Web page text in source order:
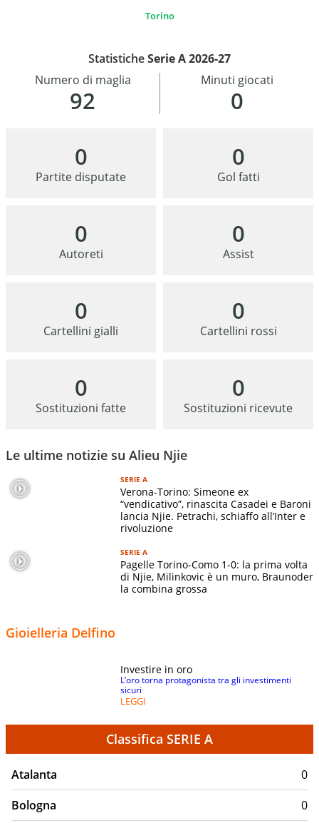
Torino
StatisticheSerie A 2026-27
92
Numero di maglia
0
Minuti giocati
0
Partite disputate
0
Gol fatti
0
Autoreti
0
Assist
0
Cartellini gialli
0
Cartellini rossi
0
Sostituzioni fatte
0
Sostituzioni ricevute
Le ultime notizie su Alieu Njie
SERIE A
Verona-Torino: Simeone ex
“vendicativo”, rinascita Casadei e Baroni
lancia Njie. Petrachi, schiaffo all’Inter e
rivoluzione
SERIE A
Pagelle Torino-Como 1-0: la prima volta
di Njie, Milinkovic è un muro, Braunoder
la combina grossa
Gioielleria Delfino
Investire in oro
L’oro torna protagonista tra gli investimenti
sicuri
LEGGI
Classifica SERIE A
Atalanta
0
Bologna
0